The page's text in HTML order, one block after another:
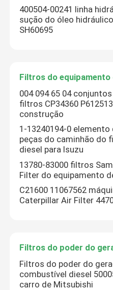
Filtros da motocicleta
400504-00241 linha
sução do óleo
SH60695
Filtros do
004 094 65 04
filtros CP34360
construção
1-13240194-0
peças do caminhão do
diesel para Isuzu
13780-83000 filtros
Filter do equipamento
C21600 11067562
Caterpillar Air Filter
Filtros do poder do
Filtros do poder do
combustível diesel
carro de Mitsubishi